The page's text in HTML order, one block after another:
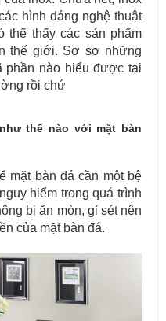
hình dáng nghệ thuật
thể thấy các sản phẩm
thế giới. Sơ sơ những
phần nào hiểu được tại
rồi chứ
thế nào với mặt bàn
mặt bàn đá cần một bệ
hiểm trong quá trình
bị ăn mòn, gỉ sét nên
của mặt bàn đá.